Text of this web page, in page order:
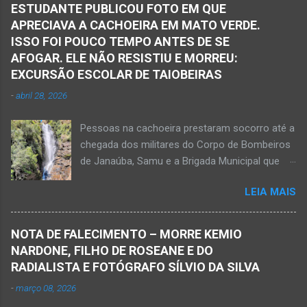
Pelotão do Corpo de Bombeiros Militar de
Janaúba seguiram para o local. Uma mulher
morreu e a outra vítima ficou gravemente
ferida e foi levada pelos socorristas do Samu
para o hospital na cidade de Monte Azul. Essa
do Suporte Aéreo Avançado de Vida (SAAV)
para unidade hospi...
ESTUDANTE PUBLICOU FOTO EM QUE
APRECIAVA A CACHOEIRA EM MATO VERDE.
ISSO FOI POUCO TEMPO ANTES DE SE
AFOGAR. ELE NÃO RESISTIU E MORREU:
EXCURSÃO ESCOLAR DE TAIOBEIRAS
-abril 28, 2026
Pessoas na cachoeira prestaram socorro até a
chegada dos militares do Corpo de Bombeiros
de Janaúba, Samu e a Brigada Municipal que
resistiu e foi a óbito Foto álbum pessoal Kauan
Pereira Alves publicou em sua rede social a
foto em que apreciava a Cachoeira Maria Rosa,
em Mato Verde, pouco tempo antes de se
afogar e depois vir a óbito nesta terça-feira, dia
LEIA MAIS
NOTA DE FALECIMENTO – MORRE KEMIO
NARDONE, FILHO DE ROSEANE E DO
RADIALISTA E FOTÓGRAFO SÍLVIO DA SILVA
-março 08, 2026